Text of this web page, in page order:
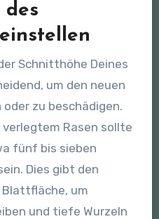
des
Schnitthöhe Deines
um den neuen
zu beschädigen.
Rasen sollte
fünf bis sieben
Dies gibt den
Blattfläche, um
und tiefe Wurzeln